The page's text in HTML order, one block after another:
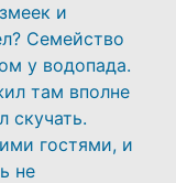
и
Семейство
у водопада.
там вполне
скучать.
гостями, и
не